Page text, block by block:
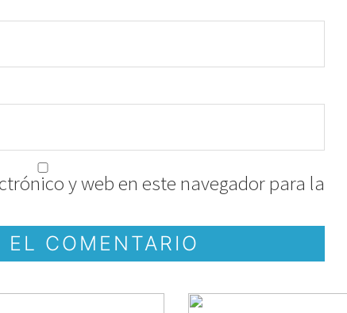
y web en este navegador para la